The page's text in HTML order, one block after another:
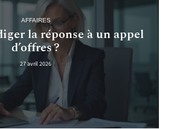
AFFAIRES
la réponse à un appel
d’offres ?
27 avril 2026